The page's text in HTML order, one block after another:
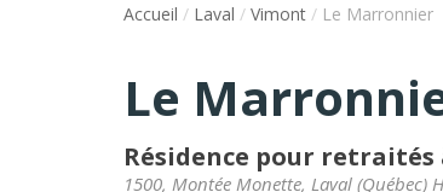
Accueil / Laval / Vimont / Le Marronnier
Le
Résidence pour retraités
1500, Montée Monette, Laval (Québec)